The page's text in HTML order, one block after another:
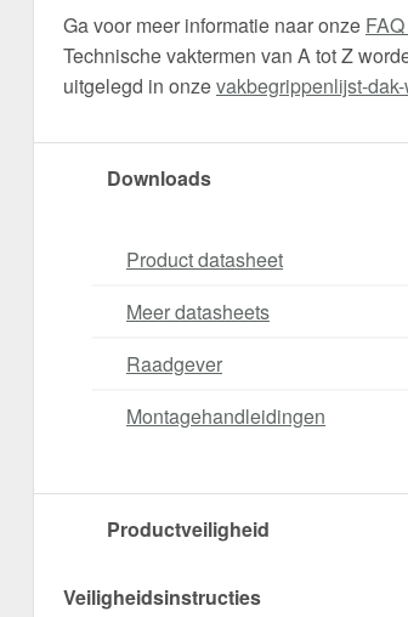
Ga voor meer informatie naar onze
Technische vaktermen van A tot Z
uitgelegd in onzevakbegrippenlijst-
Downloads
Product datasheet
Meer datasheets
Raadgever
Montagehandleidingen
Productveiligheid
Veiligheidsinstructies